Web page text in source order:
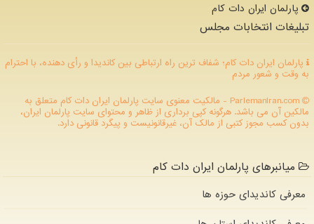
پارلمان ایران دات كام
تبلیغات انتخابات مجلس
پارلمان ایران دات کام؛ شفاف ترین راه ارتباطی بین کاندیدا و رأی دهنده، با احترام
به وقت و شعور مردم
ParlemanIran.com - مالکیت معنوی سایت پارلمان ایران دات كام متعلق به
مالکین آن می باشد. هرگونه کپی برداری از ظاهر و محتوای سایت پارلمان ایران،
بدون کسب مجوز کتبی از مالک آن، غیرقانونیست و پیگرد قانونی دارد.
میانبرهای پارلمان ایران دات کام
معرفی کاندیدای حوزه ها